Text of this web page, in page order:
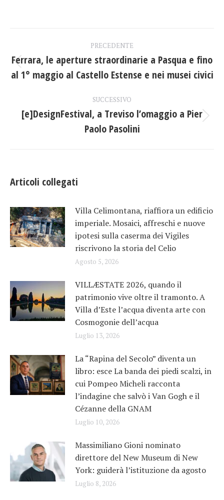
tra
i
post
PRECEDENTE
Post
precedente:
Ferrara, le aperture straordinarie a Pasqua e fino
al 1° maggio al Castello Estense e nei musei civici
SUCCESSIVO
Prossimo
post:
[e]DesignFestival, a Treviso l’omaggio a Pier
Paolo Pasolini
Articoli collegati
Villa Celimontana, riaffiora un edificio
imperiale. Mosaici, affreschi e nuove
ipotesi sulla caserma dei Vigiles
riscrivono la storia del Celio
Agosto 5, 2026
VILLÆSTATE 2026, quando il
patrimonio vive oltre il tramonto. A
Villa d’Este l’acqua diventa arte con
Cosmogonie dell’acqua
Luglio 13, 2026
La “Rapina del Secolo” diventa un
libro: esce La banda dei piedi scalzi, in
cui Pompeo Micheli racconta
l’indagine che salvò i Van Gogh e il
Cézanne della GNAM
Luglio 10, 2026
Massimiliano Gioni nominato
direttore del New Museum di New
York: guiderà l’istituzione da agosto
Luglio 8, 2026